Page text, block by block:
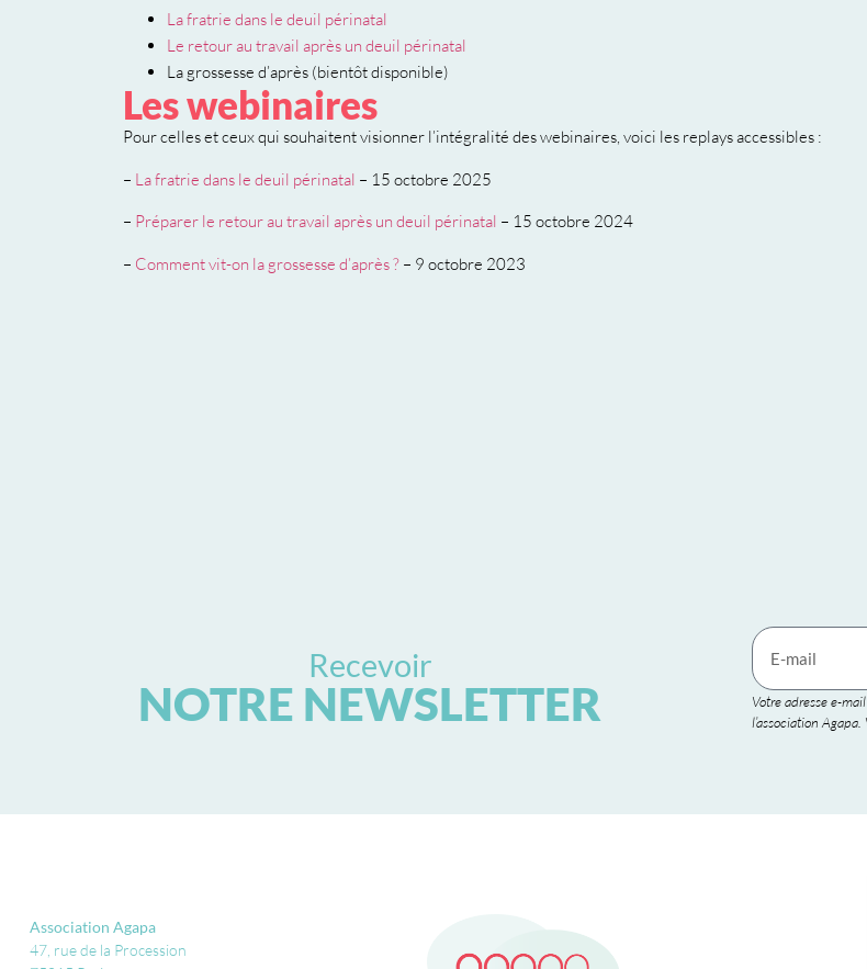
La fratrie dans le deuil périnatal
Le retour au travail après un deuil périnatal
La grossesse d’après (bientôt disponible)
Les webinaires
Pour celles et ceux qui souhaitent visionner l’intégralité des webinaires, voici les replays accessibles :
– La fratrie dans le deuil périnatal – 15 octobre 2025
– Préparer le retour au travail après un deuil périnatal – 15 octobre 2024
– Comment vit-on la grossesse d’après ? – 9 octobre 2023
Recevoir
NOTRE NEWSLETTER
Votre adresse e-
l’association
Association Agapa
47, rue de la Procession